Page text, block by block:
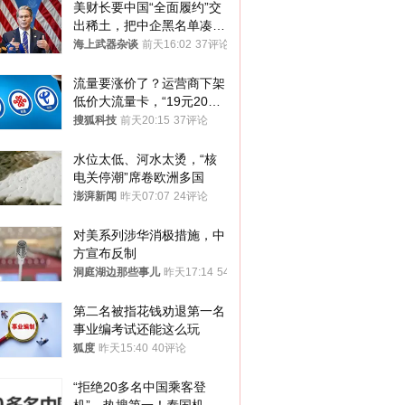
美财长要中国“全面履约”交
出稀土，把中企黑名单凑到
187家，中方做最坏打算
海上武器杂谈 前天16:02 37评论
流量要涨价了？运营商下架
低价大流量卡，“19元200
G”成为历史
搜狐科技 前天20:15 37评论
水位太低、河水太烫，“核
电关停潮”席卷欧洲多国
澎湃新闻 昨天07:07 24评论
对美系列涉华消极措施，中
方宣布反制
洞庭湖边那些事儿 昨天17:14 54评论
第二名被指花钱劝退第一名
事业编考试还能这么玩
狐度 昨天15:40 40评论
“拒绝20多名中国乘客登